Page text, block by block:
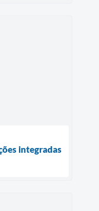
integradas